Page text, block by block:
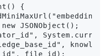
{
JSONObject();
file_id);